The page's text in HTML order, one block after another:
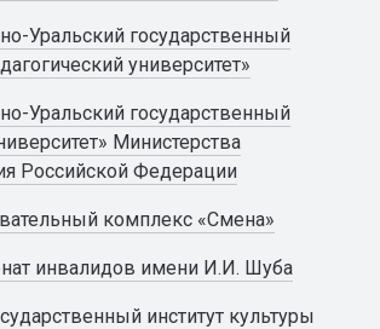
Уральский государственный
университет»
Уральский государственный
Министерства
Российской Федерации
комплекс «Смена»
инвалидов имени И.И. Шуба
институт культуры